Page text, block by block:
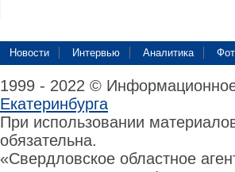
Новости Интервью Аналитика
1999 - 2022 ©
Екатеринбурга
При использовании
обязательна.
«Свердловское областное